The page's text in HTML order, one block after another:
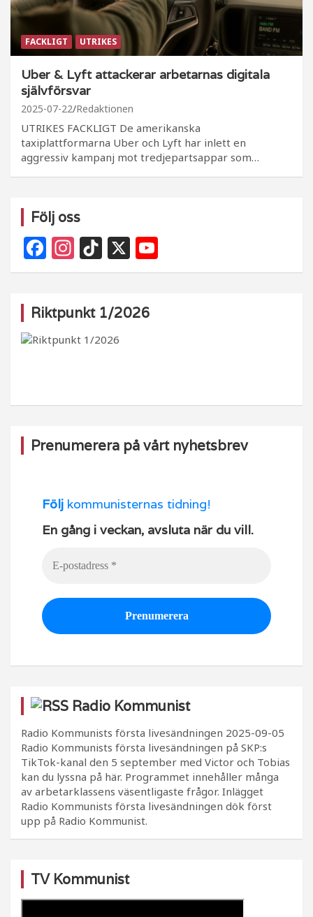
FACKLIGT UTRIKES
Uber & Lyft attackerar arbetarnas digitala
självförsvar
2025-07-22 Redaktionen
UTRIKES FACKLIGT De amerikanska
taxiplattformarna Uber och Lyft har inlett en
aggressiv kampanj mot tredjepartsappar som…
Följ oss
F
a
e
b
k
In
st
g
ra
Ti
k
o
k
X
o
Riktpunkt 1/2026
Prenumerera på vårt nyhetsbrev
Följ kommunisternas tidning!
En gång i veckan, avsluta när du vill.
Radio Kommunist
Radio Kommunists första livesändningen 2025-09-05
Radio Kommunists första livesändningen på SKP:s
TikTok-kanal den 5 september med Victor och Tobias
kan du lyssna på här. Programmet innehåller många
av arbetarklassens väsentligaste frågor. Inlägget
Radio Kommunists första livesändningen dök först
upp på Radio Kommunist.
TV Kommunist